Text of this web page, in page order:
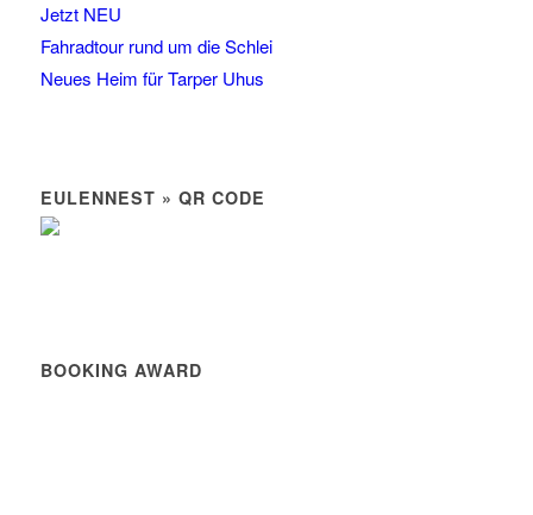
Jetzt NEU
Fahradtour rund um die Schlei
Neues Heim für Tarper Uhus
EULENNEST » QR CODE
BOOKING AWARD